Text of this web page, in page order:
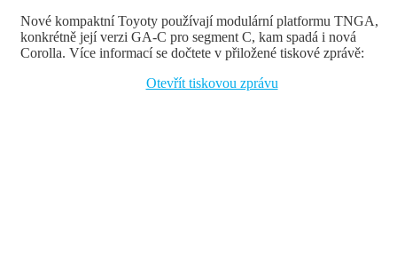
Nové kompaktní Toyoty používají modulární platformu TNGA,
konkrétně její verzi GA-C pro segment C, kam spadá i nová
Corolla. Více informací se dočtete v přiložené tiskové zprávě:
Otevřít tiskovou zprávu